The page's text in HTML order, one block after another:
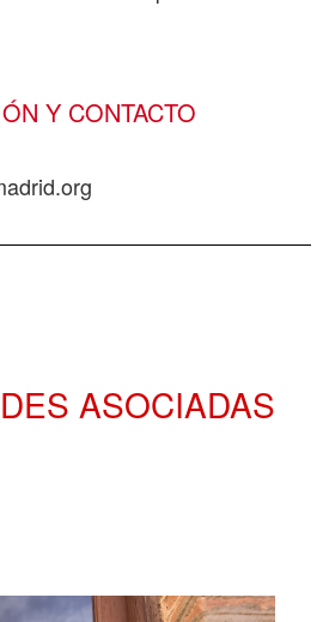
Y CONTACTO
ASOCIADAS